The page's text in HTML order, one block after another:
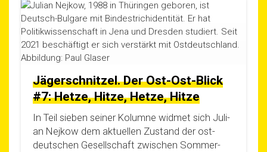
Jägerschnitzel. Der Ost-Ost-Blick
#7: Hetze, Hitze, Hetze, Hitze
In Teil sie­ben sei­ner Kolum­ne wid­met sich Juli­
an Nej­kow dem aktu­el­len Zustand der ost­
deut­schen Gesell­schaft zwi­schen Som­mer­